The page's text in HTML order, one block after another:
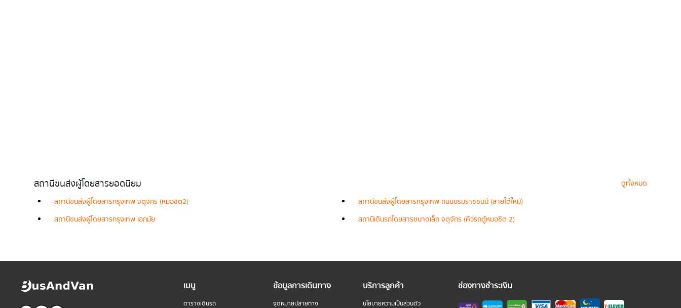
สถานีขนส่งผู้โดยสารยอดนิยม
ดูทั้งหมด
สถานีขนส่งผู้โดยสารกรุงเทพ จตุจักร (หมอชิต2)
สถานีขนส่งผู้โดยสารกรุงเทพ ถนนบรมราชชนนี (สายใต้ใหม่)
สถานีขนส่งผู้โดยสารกรุงเทพ เอกมัย
สถานีเดินรถโดยสารขนาดเล็ก จตุจักร (คิวรถตู้หมอชิต 2)
เมนู
ตารางเดินรถ
ข้อมูลการเดินทาง
จุดหมายปลายทาง
บริการลูกค้า
นโยบายความเป็นส่วนตัว
ช่องทางชำระเงิน